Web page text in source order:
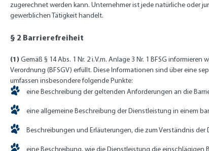
zugerechnet werden kann. Unternehmer ist jede natürliche oder
gewerblichen Tätigkeit handelt.
§ 2 Barrierefreiheit
(1)Gemäß § 14 Abs. 1 Nr. 2 i.V.m. Anlage 3 Nr. 1 BFSG
Verordnung (BFSGV) erfüllt. Diese Informationen sind über eine
umfassen insbesondere folgende Punkte:
eine Beschreibung der geltenden Anforderungen an die
eine allgemeine Beschreibung der Dienstleistung in einem
Beschreibungen und Erläuterungen, die zum Verständnis
eine Beschreibung, wie die Dienstleistung die einschlägigen